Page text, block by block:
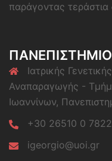
παράγοντας
Ιατρικής
Αναπαραγωγής -
Ιωαννίνων,
+30 26510 0 7822
igeorgio@uoi.gr